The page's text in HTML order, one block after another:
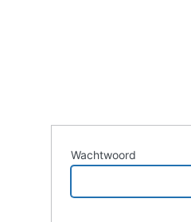
Wachtwoord